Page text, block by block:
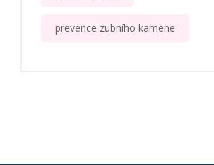
prevence zubního kamene